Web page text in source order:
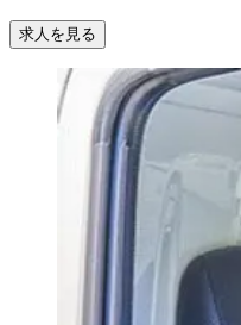
求人を見る